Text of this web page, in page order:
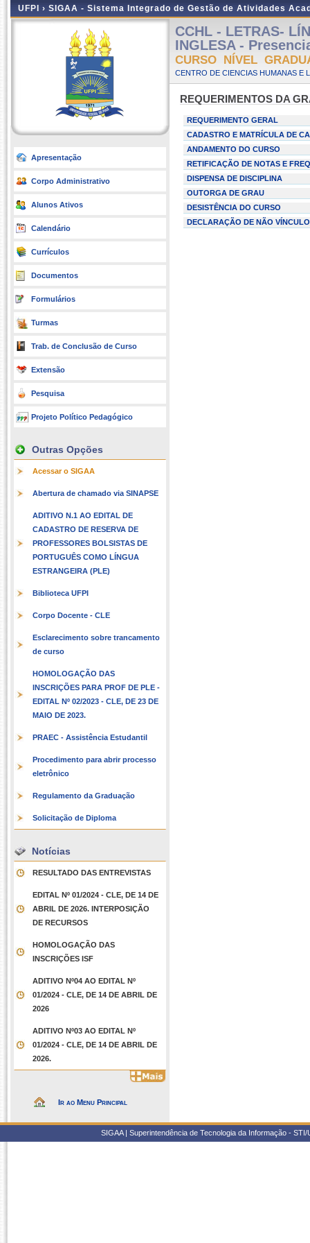
UFPI › SIGAA - Sistema Integrado de Gestão de Atividades
Apresentação
Corpo Administrativo
Alunos Ativos
Calendário
Currículos
Documentos
Formulários
Turmas
Trab. de Conclusão de Curso
Extensão
Pesquisa
Projeto Político Pedagógico
Outras Opções
Acessar o SIGAA
Abertura de chamado via SINAPSE
ADITIVO N.1 AO EDITAL DE
CADASTRO DE RESERVA DE
PROFESSORES BOLSISTAS DE
PORTUGUÊS COMO LÍNGUA
ESTRANGEIRA (PLE)
Biblioteca UFPI
Corpo Docente - CLE
Esclarecimento sobre trancamento
de curso
HOMOLOGAÇÃO DAS
INSCRIÇÕES PARA PROF DE PLE -
EDITAL Nº 02/2023 - CLE, DE 23 DE
MAIO DE 2023.
PRAEC - Assistência Estudantil
Procedimento para abrir processo
eletrônico
Regulamento da Graduação
Solicitação de Diploma
Notícias
RESULTADO DAS ENTREVISTAS
EDITAL Nº 01/2024 - CLE, DE 14 DE
ABRIL DE 2026. INTERPOSIÇÃO
DE RECURSOS
HOMOLOGAÇÃO DAS
INSCRIÇÕES ISF
ADITIVO Nº04 AO EDITAL Nº
01/2024 - CLE, DE 14 DE ABRIL DE
2026
ADITIVO Nº03 AO EDITAL Nº
01/2024 - CLE, DE 14 DE ABRIL DE
2026.
Ir ao Menu Principal
CCHL - LETRAS-
INGLESA -
CURSO NÍVEL
CENTRO DE CIENCIAS HUMANAS E
REQUERIMENTOS DA
REQUERIMENTO GERAL
CADASTRO E MATRÍCULA DE
ANDAMENTO DO CURSO
RETIFICAÇÃO DE NOTAS E
DISPENSA DE DISCIPLINA
OUTORGA DE GRAU
DESISTÊNCIA DO CURSO
DECLARAÇÃO DE NÃO VÍNCULO
SIGAA | Superintendência de Tecnologia da Informação -